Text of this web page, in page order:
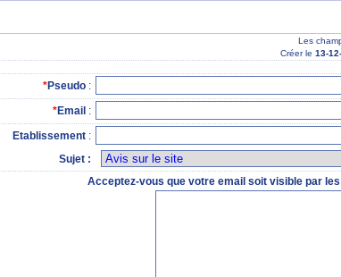
Les
Créer le 13-12
*Pseudo :
*Email :
Etablissement :
Sujet :
Acceptez-vous que votre email soit visible par